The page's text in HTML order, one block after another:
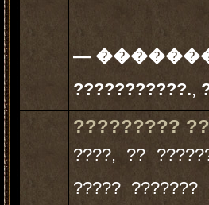
—
???????????.,
?????????
????, ??
????? ???????